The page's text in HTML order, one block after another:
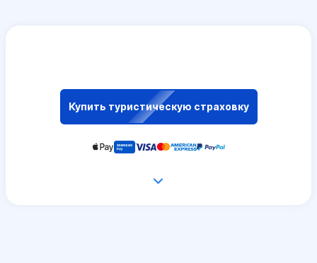
Купить туристическую страховку